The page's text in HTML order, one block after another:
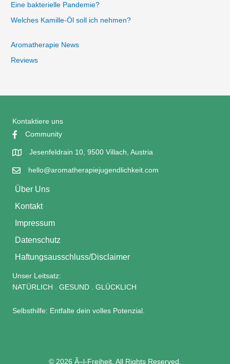
Eine bakterielle Pandemie?
Welches Kamille-Öl soll ich nehmen?
Aromatherapie News
Reviews
Kontaktiere uns
Community
Jesenfeldrain 10, 9500 Villach, Austria
hello@aromatherapiejugendlichkeit.com
Über Uns
Kontakt
Impressum
Datenschutz
Haftungsausschluss/Disclaimer
Unser Leitsatz:
NATÜRLICH . GESUND . GLÜCKLICH
Selbsthilfe: Entfalte dein volles Potenzial.
© 2026 Ã–l-Freiheit. All Rights Reserved.